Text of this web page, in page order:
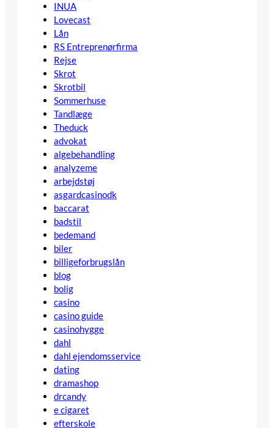
INUA
Lovecast
Lån
RS Entreprenørfirma
Rejse
Skrot
Skrotbil
Sommerhuse
Tandlæge
Theduck
advokat
algebehandling
analyzeme
arbejdstøj
asgardcasinodk
baccarat
badstil
bedemand
biler
billigeforbrugslån
blog
bolig
casino
casino guide
casinohygge
dahl
dahl ejendomsservice
dating
dramashop
drcandy
e cigaret
efterskole